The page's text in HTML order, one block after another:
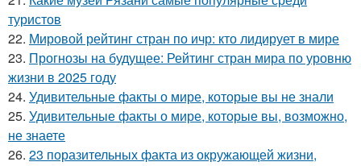
туристов
22. Мировой рейтинг стран по ичр: кто лидирует в мире
23. Прогнозы на будущее: Рейтинг стран мира по уровню
жизни в 2025 году
24. Удивительные факты о мире, которые вы не знали
25. Удивительные факты о мире, которые вы, возможно,
не знаете
26. 23 поразительных факта из окружающей жизни,